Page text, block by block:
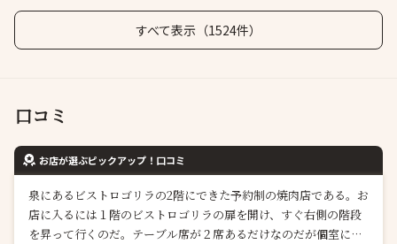
すべて表示（1524件）
口コミ
お店が選ぶピックアップ！口コミ
泉にあるビストロゴリラの2階にできた予約制の焼肉店である。お
店に入るには１階のビストロゴリラの扉を開け、すぐ右側の階段
を昇って行くのだ。テーブル席が２席あるだけなのだが個室にな